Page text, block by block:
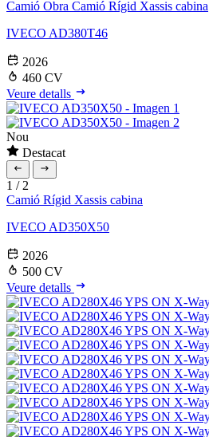
Camió Obra Camió Rígid Xassis cabina
IVECO AD380T46
2026
460 CV
Veure detalls
Nou
Destacat
1 / 2
Camió Rígid Xassis cabina
IVECO AD350X50
2026
500 CV
Veure detalls